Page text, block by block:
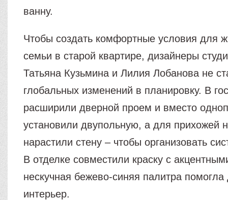
ванну.
Чтобы создать комфортные условия для
семьи в старой квартире, дизайнеры
Татьяна Кузьмина и Лилия Лобанова не
глобальных изменений в планировку. В
расширили дверной проем и вместо
установили двупольную, а для прихожей
нарастили стену – чтобы организовать
В отделке совместили краску с
нескучная бежево-синяя палитра
интерьер.